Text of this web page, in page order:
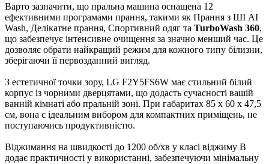
Варто зазначити, що пральна машина оснащена 12
ефективними програмами прання, такими як Прання з ШІ AI
Wash, Делікатне прання, Спортивний одяг та TurboWash 360,
що забезпечує інтенсивне очищення за значно менший час. Це
дозволяє обрати найкращий режим для кожного типу білизни,
зберігаючи її первозданний вигляд.
З естетичної точки зору, LG F2Y5FS6W має стильний білий
корпус із чорними дверцятами, що додасть сучасності вашій
ванній кімнаті або пральній зоні. При габаритах 85 х 60 х 47,5
см, вона є ідеальним вибором для компактних приміщень, не
поступаючись продуктивністю.
Віджимання на швидкості до 1200 об/хв у класі віджиму B
додає практичності у використанні, забезпечуючи мінімальну